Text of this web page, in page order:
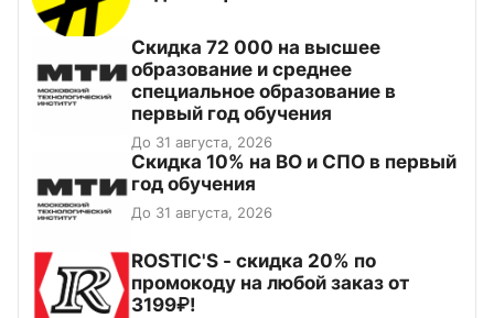
Скидка 72 000 на высшее
образование и среднее
специальное образование в
первый год обучения
До 31 августа, 2026
Скидка 10% на ВО и СПО в первый
год обучения
До 31 августа, 2026
ROSTIC'S - скидка 20% по
промокоду на любой заказ от
3199₽!